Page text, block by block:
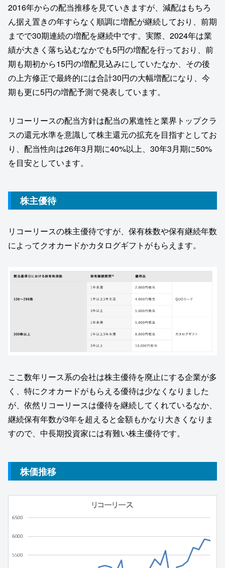
2016年からの配当推移を見ていきますが、減配はもちろ
ん据え置きの年すらなく順調に増配が継続しており、前期
までで30期連続の増配を継続中です。実際、2024年は業
績が大きく落ち込むなかでも5円の増配を行っており、前
期も期初から15円の増配見込みにしていたなか、その後
の上方修正で最終的には合計30円の大幅増配になり、今
期も更に5円の増配予測で発表しています。
リコーリースの配当方針は配当の累進性と業界トップクラ
スの還元⽔準を意識して株主還元の拡充を⽬指すとしてお
り、配当性向は26年3月期に40%以上、30年3月期に50%
を⽬安としています。
株主優待
リコーリースの株主優待ですが、保有株数や保有継続年数
によってクオカードかカタログギフトがもらえます。
ここ数年リース系の会社は株主優待を廃止にする企業が多
く、特にクオカードがもらえる優待は少なくなりました
が、依然リコーリースは優待を継続してくれているなか、
継続保有年数が3年を超えると金額もかなり大きくなりま
すので、中長期投資家には有難い株主優待です。
株価推移